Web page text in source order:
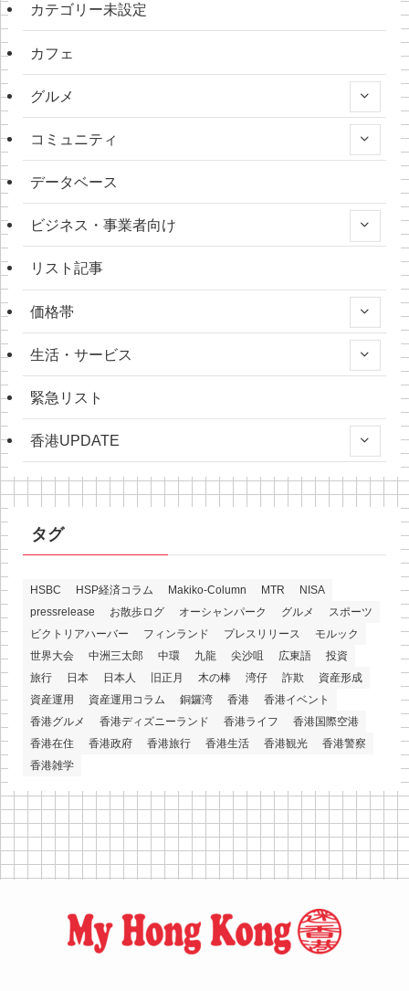
カテゴリー未設定
カフェ
グルメ
コミュニティ
データベース
ビジネス・事業者向け
リスト記事
価格帯
生活・サービス
緊急リスト
香港UPDATE
タグ
HSBC HSP経済コラム Makiko-Column MTR
NISA
pressrelease
お散歩ログ オーシャンパーク グルメ
スポーツ
ビクトリアハーバー
フィンランド プレスリリース
モルック
世界大会
中洲三太郎 中環 九龍 尖沙咀 広東語
投資
旅行
日本 日本人 旧正月 木の棒 湾仔 詐欺
資産形成
資産運用
資産運用コラム 銅鑼湾 香港
香港イベント
香港グルメ
香港ディズニーランド 香港ライフ
香港国際空港
香港在住
香港政府 香港旅行 香港生活 香港観光
香港警察
香港雑学